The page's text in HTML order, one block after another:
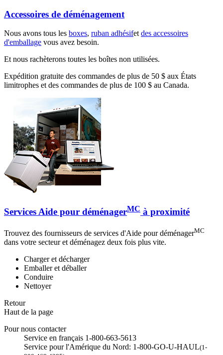
Accessoires de déménagement
Nous avons tous les boxes, ruban adhésifetdes accessoires
d'emballage vous avez besoin.
Et nous rachèterons toutes les boîtes non utilisées.
Expédition gratuite des commandes de plus de 50 $ aux États
limitrophes et des commandes de plus de 100 $ au Canada.
Services Aide pour déménagerMC à proximité
Trouvez des fournisseurs de services d'Aide pour déménagerMC
dans votre secteur et déménagez deux fois plus vite.
Charger et décharger
Emballer et déballer
Conduire
Nettoyer
Retour
Haut de la page
Pour nous contacter
Service en français 1-800-663-5613
Service pour l'Amérique du Nord: 1-800-GO-U-HAUL(1-